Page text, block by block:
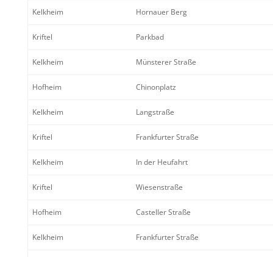
Kelkheim Hornauer Berg
Kriftel Parkbad
Kelkheim Münsterer Straße
Hofheim Chinon­platz
Kelkheim Langstraße
Kriftel Frank­furter Straße
Kelkheim In der Heufahrt
Kriftel Wiesen­straße
Hofheim Casteller Straße
Kelkheim Frank­furter Straße